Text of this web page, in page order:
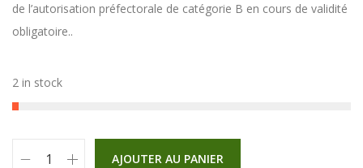
de l’autorisation préfectorale de catégorie B en cours de validité
obligatoire..
2 in stock
AJOUTER AU PANIER